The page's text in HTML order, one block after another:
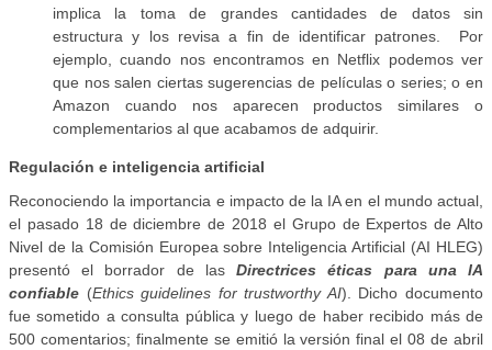
implica la toma de grandes cantidades de datos sin
estructura y los revisa a fin de identificar patrones. Por
ejemplo, cuando nos encontramos en Netflix podemos ver
que nos salen ciertas sugerencias de películas o series; o en
Amazon cuando nos aparecen productos similares o
complementarios al que acabamos de adquirir.
Regulación e inteligencia artificial
Reconociendo la importancia e impacto de la IA en el mundo actual,
el pasado 18 de diciembre de 2018 el Grupo de Expertos de Alto
Nivel de la Comisión Europea sobre Inteligencia Artificial (AI HLEG)
presentó el borrador de lasDirectrices éticas para una IA
confiable (Ethics guidelines for trustworthy AI). Dicho documento
fue sometido a consulta pública y luego de haber recibido más de
500 comentarios; finalmente se emitió la versión final el 08 de abril